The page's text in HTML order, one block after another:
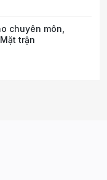
chuyên môn,
trận